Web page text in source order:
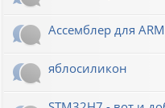
Ассемблер для
яблосиликон